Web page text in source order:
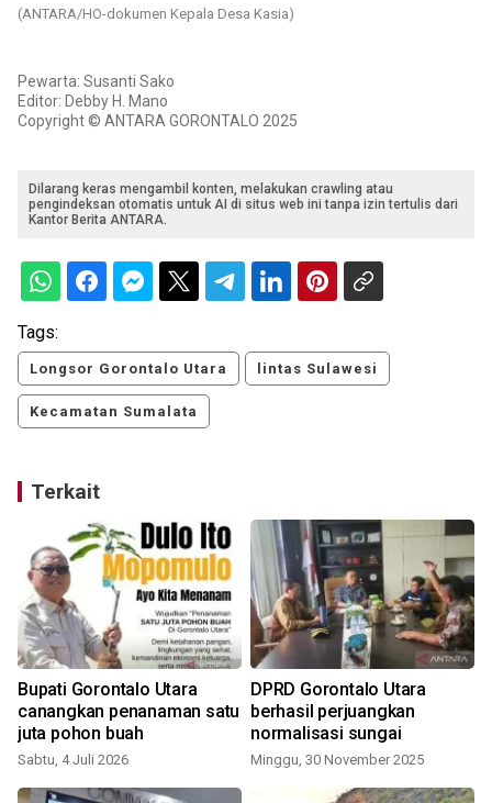
(ANTARA/HO-dokumen Kepala Desa Kasia)
Pewarta: Susanti Sako
Editor: Debby H. Mano
Copyright © ANTARA GORONTALO 2025
Dilarang keras mengambil konten, melakukan crawling atau
pengindeksan otomatis untuk AI di situs web ini tanpa izin tertulis dari
Kantor Berita ANTARA.
Tags:
Longsor Gorontalo Utara lintas Sulawesi
Kecamatan Sumalata
Terkait
Bupati Gorontalo Utara
canangkan penanaman satu
juta pohon buah
Sabtu, 4 Juli 2026
DPRD Gorontalo Utara
berhasil perjuangkan
normalisasi sungai
Minggu, 30 November 2025